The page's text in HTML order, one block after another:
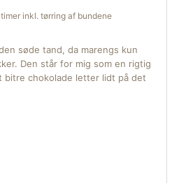
inkl. tørring af bundene
søde tand, da marengs kun
Den står for mig som en rigtig
bitre chokolade letter lidt på det